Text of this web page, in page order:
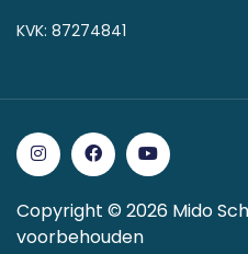
KVK: 87274841
Copyright © 2026 Mido
voorbehouden